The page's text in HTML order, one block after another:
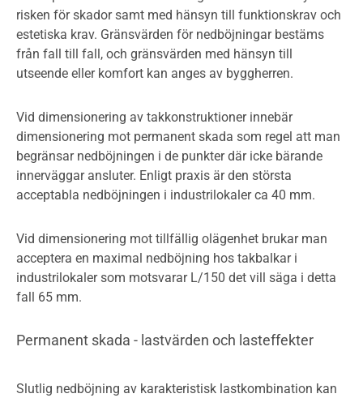
risken för skador samt med hänsyn till funktionskrav och
estetiska krav. Gränsvärden för nedböjningar bestäms
från fall till fall, och gränsvärden med hänsyn till
utseende eller komfort kan anges av byggherren.
Vid dimensionering av takkonstruktioner innebär
dimensionering mot permanent skada som regel att man
begränsar nedböjningen i de punkter där icke bärande
innerväggar ansluter. Enligt praxis är den största
acceptabla nedböjningen i industrilokaler ca 40 mm.
Vid dimensionering mot tillfällig olägenhet brukar man
acceptera en maximal nedböjning hos takbalkar i
industrilokaler som motsvarar L/150 det vill säga i detta
fall 65 mm.
Permanent skada - lastvärden och lasteffekter
Slutlig nedböjning av karakteristisk lastkombination kan